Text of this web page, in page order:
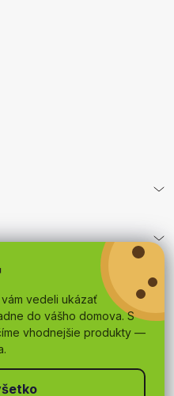
vedeli ukázať
do vášho domova. S
vhodnejšie produkty —